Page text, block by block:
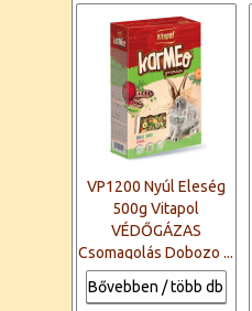
VP1200 Nyúl Eleség
500g Vitapol
VÉDŐGÁZAS
Csomagolás Dobozo ...
Bővebben / több db